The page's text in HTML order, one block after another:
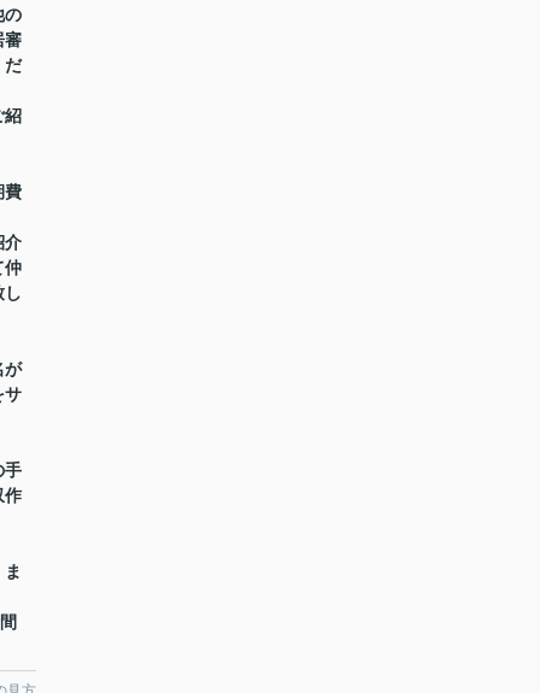
の
審
だ
紹
費
介
仲
し
が
サ
手
作